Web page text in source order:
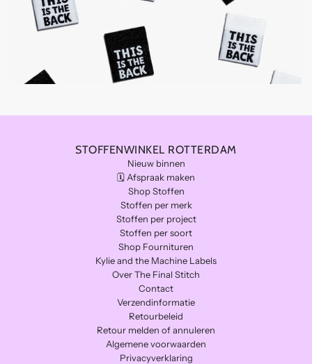
STOFFENWINKEL ROTTERDAM
Nieuw binnen
🗓️ Afspraak maken
Shop Stoffen
Stoffen per merk
Stoffen per project
Stoffen per soort
Shop Fournituren
Kylie and the Machine Labels
Over The Final Stitch
Contact
Verzendinformatie
Retourbeleid
Retour melden of annuleren
Algemene voorwaarden
Privacyverklaring